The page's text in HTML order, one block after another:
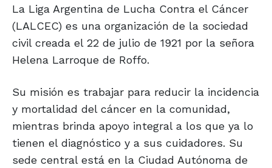
La Liga Argentina de Lucha Contra el Cáncer
(LALCEC) es una organización de la sociedad
civil creada el 22 de julio de 1921 por la señora
Helena Larroque de Roffo.
Su misión es trabajar para reducir la incidencia
y mortalidad del cáncer en la comunidad,
mientras brinda apoyo integral a los que ya lo
tienen el diagnóstico y a sus cuidadores. Su
sede central está en la Ciudad Autónoma de